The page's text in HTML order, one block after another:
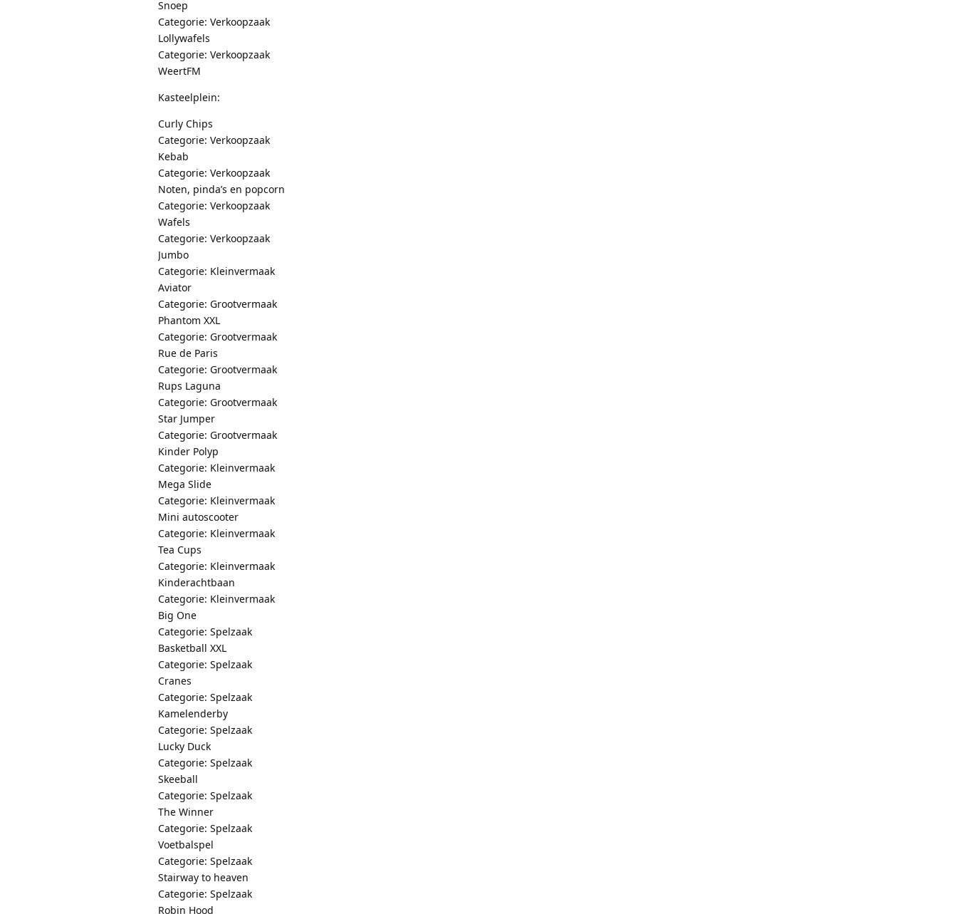
Snoep
Categorie: Verkoopzaak
Lollywafels
Categorie: Verkoopzaak
WeertFM
Kasteelplein:
Curly Chips
Categorie: Verkoopzaak
Kebab
Categorie: Verkoopzaak
Noten, pinda’s en popcorn
Categorie: Verkoopzaak
Wafels
Categorie: Verkoopzaak
Jumbo
Categorie: Kleinvermaak
Aviator
Categorie: Grootvermaak
Phantom XXL
Categorie: Grootvermaak
Rue de Paris
Categorie: Grootvermaak
Rups Laguna
Categorie: Grootvermaak
Star Jumper
Categorie: Grootvermaak
Kinder Polyp
Categorie: Kleinvermaak
Mega Slide
Categorie: Kleinvermaak
Mini autoscooter
Categorie: Kleinvermaak
Tea Cups
Categorie: Kleinvermaak
Kinderachtbaan
Categorie: Kleinvermaak
Big One
Categorie: Spelzaak
Basketball XXL
Categorie: Spelzaak
Cranes
Categorie: Spelzaak
Kamelenderby
Categorie: Spelzaak
Lucky Duck
Categorie: Spelzaak
Skeeball
Categorie: Spelzaak
The Winner
Categorie: Spelzaak
Voetbalspel
Categorie: Spelzaak
Stairway to heaven
Categorie: Spelzaak
Robin Hood